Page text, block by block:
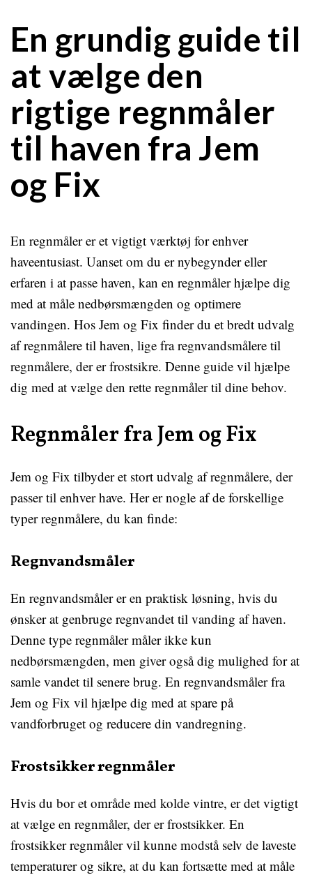
En grundig guide til
at vælge den
rigtige regnmåler
til haven fra Jem
og Fix
En regnmåler er et vigtigt værktøj for enhver
haveentusiast. Uanset om du er nybegynder eller
erfaren i at passe haven, kan en regnmåler hjælpe dig
med at måle nedbørsmængden og optimere
vandingen. Hos Jem og Fix finder du et bredt udvalg
af regnmålere til haven, lige fra regnvandsmålere til
regnmålere, der er frostsikre. Denne guide vil hjælpe
dig med at vælge den rette regnmåler til dine behov.
Regnmåler fra Jem og Fix
Jem og Fix tilbyder et stort udvalg af regnmålere, der
passer til enhver have. Her er nogle af de forskellige
typer regnmålere, du kan finde:
Regnvandsmåler
En regnvandsmåler er en praktisk løsning, hvis du
ønsker at genbruge regnvandet til vanding af haven.
Denne type regnmåler måler ikke kun
nedbørsmængden, men giver også dig mulighed for at
samle vandet til senere brug. En regnvandsmåler fra
Jem og Fix vil hjælpe dig med at spare på
vandforbruget og reducere din vandregning.
Frostsikker regnmåler
Hvis du bor et område med kolde vintre, er det vigtigt
at vælge en regnmåler, der er frostsikker. En
frostsikker regnmåler vil kunne modstå selv de laveste
temperaturer og sikre, at du kan fortsætte med at måle